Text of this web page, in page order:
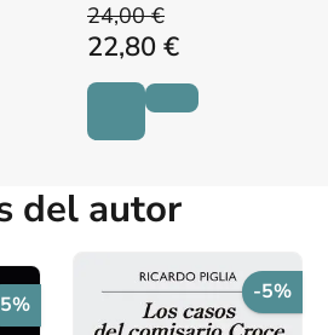
24,00 €
22,80 €
del autor
-5%